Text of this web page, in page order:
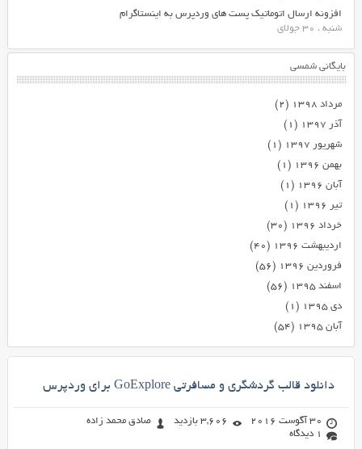
افزونه ارسال اتوماتیک پست های وردپرس به اینستاگرام
شنبه ، 30 جولای
بایگانی شمسی
مرداد ۱۳۹۸
(۲)
آذر ۱۳۹۷
(۱)
شهریور ۱۳۹۷
(۱)
بهمن ۱۳۹۶
(۱)
آبان ۱۳۹۶
(۱)
تیر ۱۳۹۶
(۱)
خرداد ۱۳۹۶
(۳۰)
اردیبهشت ۱۳۹۶
(۴۰)
فروردین ۱۳۹۶
(۵۶)
اسفند ۱۳۹۵
(۵۶)
دی ۱۳۹۵
(۱)
آبان ۱۳۹۵
(۵۴)
دانلود قالب گردشگری و مسافرتی GoExplore برای وردپرس
30 آگوست 2016 3,606 بازدید
صادق محمد زاده
1 دیدگاه